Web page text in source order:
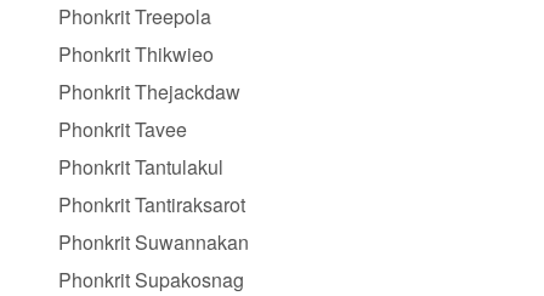
Phonkrit Treepola
Phonkrit Thikwieo
Phonkrit Thejackdaw
Phonkrit Tavee
Phonkrit Tantulakul
Phonkrit Tantiraksarot
Phonkrit Suwannakan
Phonkrit Supakosnag